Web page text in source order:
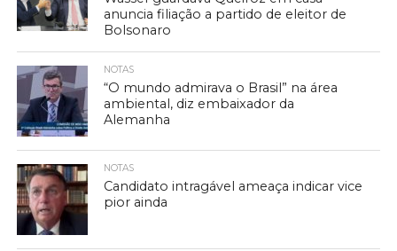
anuncia filiação a partido de eleitor de
Bolsonaro
NOTAS
“O mundo admirava o Brasil” na área
ambiental, diz embaixador da
Alemanha
NOTAS
Candidato intragável ameaça indicar vice
pior ainda